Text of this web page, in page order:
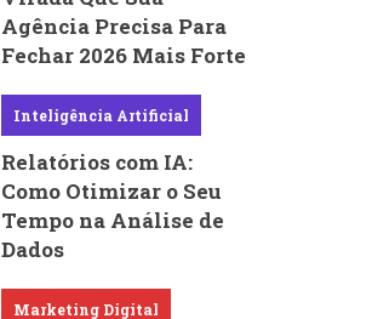
Agência Precisa Para
Fechar 2026 Mais Forte
Inteligência Artificial
Relatórios com IA:
Como Otimizar o Seu
Tempo na Análise de
Dados
Marketing Digital